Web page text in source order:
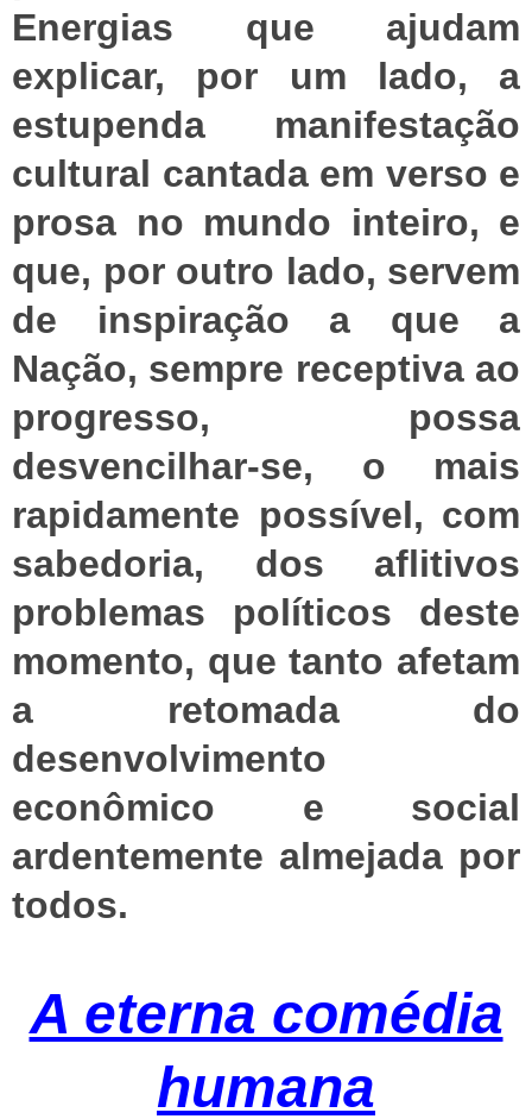
Energias que ajudam
explicar, por um lado, a
estupenda manifestação
cultural cantada em verso e
prosa no mundo inteiro, e
que, por outro lado, servem
de inspiração a que a
Nação, sempre receptiva ao
progresso, possa
desvencilhar-se, o mais
rapidamente possível, com
sabedoria, dos aflitivos
problemas políticos deste
momento, que tanto afetam
a retomada do
desenvolvimento
econômico e social
ardentemente almejada por
todos.
A eterna comédia
humana